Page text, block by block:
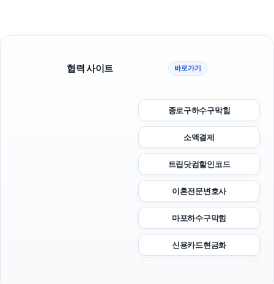
협력 사이트 바로가기
종로구하수구막힘
소액결제
트립닷컴할인코드
이혼전문변호사
마포하수구막힘
신용카드현금화